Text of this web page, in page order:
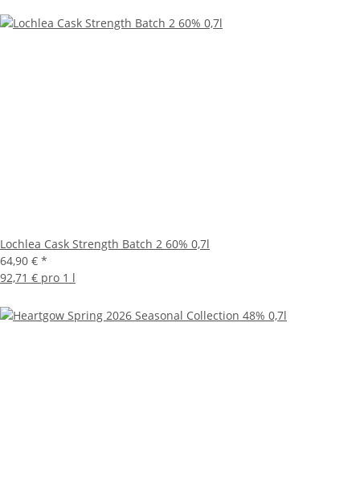
Lochlea Cask Strength Batch 2 60% 0,7l
64,90 € *
92,71 € pro 1 l